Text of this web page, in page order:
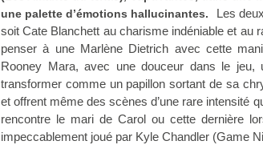
une palette d’émotions hallucinantes.
Les
soit Cate Blanchett au charisme indéniable et au
penser à une Marlène Dietrich avec cette
Rooney Mara, avec une douceur dans le
transformer comme un papillon sortant de sa
et offrent même des scènes d’une rare intensité
rencontre le mari de Carol ou cette dernière
impeccablement joué par Kyle Chandler (Game